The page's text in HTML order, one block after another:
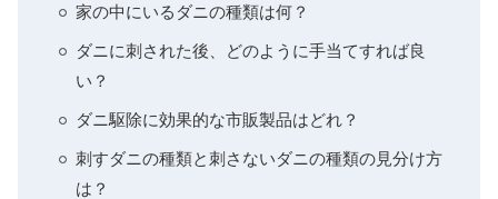
家の中にいるダニの種類は何？
ダニに刺された後、どのように手当てすれば良
い？
ダニ駆除に効果的な市販製品はどれ？
刺すダニの種類と刺さないダニの種類の見分け方
は？